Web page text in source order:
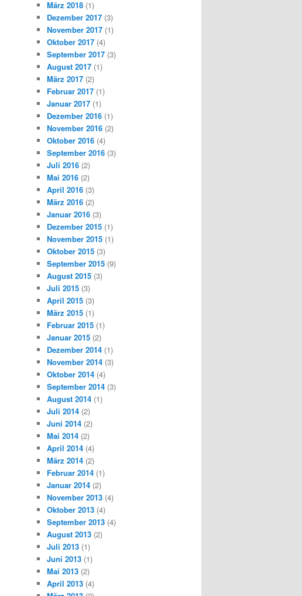
März 2018 (1)
Dezember 2017 (3)
November 2017 (1)
Oktober 2017 (4)
September 2017 (3)
August 2017 (1)
März 2017 (2)
Februar 2017 (1)
Januar 2017 (1)
Dezember 2016 (1)
November 2016 (2)
Oktober 2016 (4)
September 2016 (3)
Juli 2016 (2)
Mai 2016 (2)
April 2016 (3)
März 2016 (2)
Januar 2016 (3)
Dezember 2015 (1)
November 2015 (1)
Oktober 2015 (3)
September 2015 (9)
August 2015 (3)
Juli 2015 (3)
April 2015 (3)
März 2015 (1)
Februar 2015 (1)
Januar 2015 (2)
Dezember 2014 (1)
November 2014 (3)
Oktober 2014 (4)
September 2014 (3)
August 2014 (1)
Juli 2014 (2)
Juni 2014 (2)
Mai 2014 (2)
April 2014 (4)
März 2014 (2)
Februar 2014 (1)
Januar 2014 (2)
November 2013 (4)
Oktober 2013 (4)
September 2013 (4)
August 2013 (2)
Juli 2013 (1)
Juni 2013 (1)
Mai 2013 (2)
April 2013 (4)